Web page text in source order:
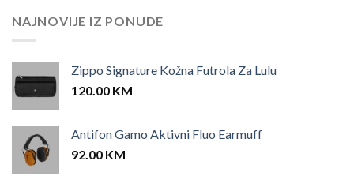
NAJNOVIJE IZ PONUDE
Zippo Signature Kožna Futrola Za Lulu
120.00 KM
Antifon Gamo Aktivni Fluo Earmuff
92.00 KM